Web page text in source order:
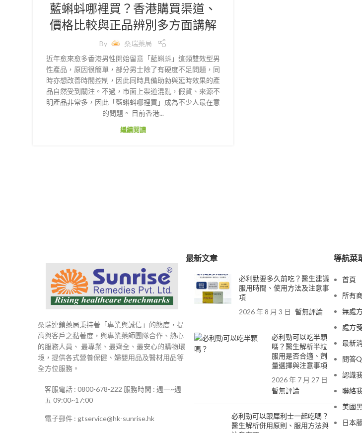
藍蝌蚪哪裡買？香港購買渠道、
價格比較與正品辨別多方面講解
By
桑瑞藥局
近年愈來愈多香港男性開始留意「藍蝌蚪」這類雙效型男
性產品，原因很簡單，部分男士除了有硬度不足問題，同
時亦想改善時間控制，因此同時具備助勃與延時效果的產
品自然受到關注。不過，市面上渠道混亂，假貨、來源不
明產品非常多，因此「藍蝌蚪哪裡買」成為不少人最在意
的問題。 目前香港...
繼續閱讀
桑瑞連鎖藥局秉持著「專業與誠信」的態度，提
高與客戶之黏著度，與專業藥師團隊合作、熱心
的服務人員、 最專業、最齊全、最安心的購物環
境，提供各式營養保健、婦嬰用品及醫材用品等
全方位服務。
客服電話 : 0800-678-222 服務時間 : 週一~週
五 09:00~17:00
電子郵件 : gtservice@hk-sunrise.hk
最新文章
必利勁要多久前吃？醫生建議
服用時間、使用方法及注意事
項
2026 年 8 月 3 日 暫無評論
必利勁可以吃半顆
嗎？醫生解析半粒
服用是否合適、劑
量選擇與注意事項
2026 年 7 月 27 日
暫無評論
必利勁可以跟犀利士一起吃嗎？
醫生解析併用原則、服用方法與
導航菜
首頁
所有
無處
處方
最新
問答
認識
聯絡
美國
日本